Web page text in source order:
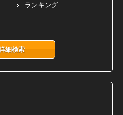
ランキング
細検索